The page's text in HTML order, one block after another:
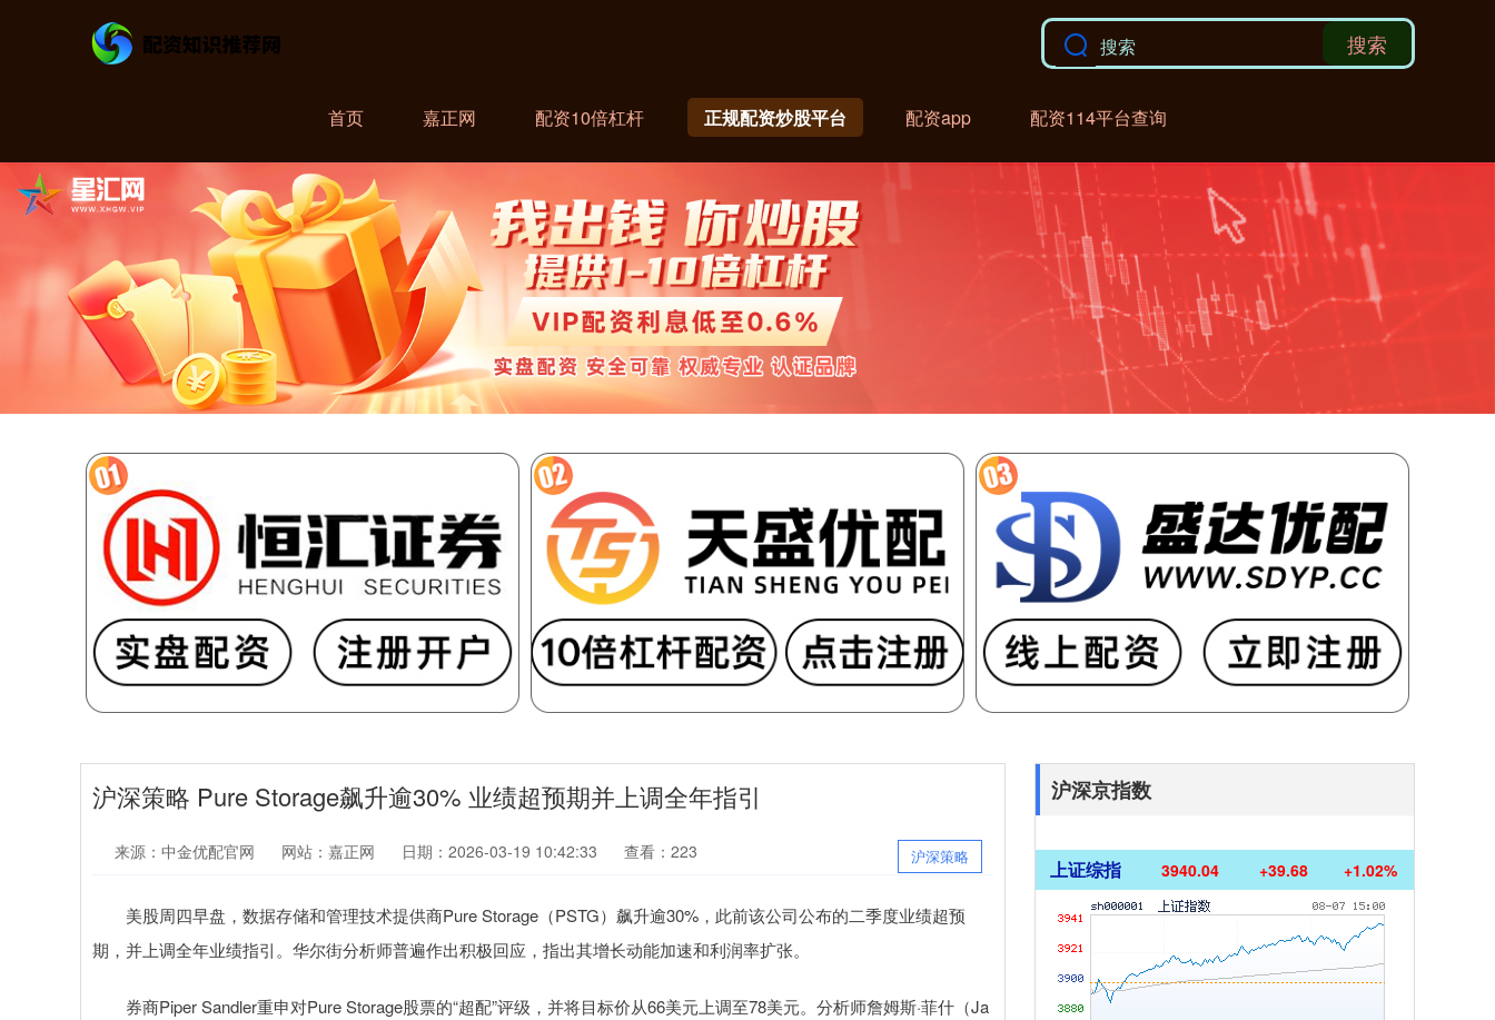
搜索
首页 嘉正网 配资10倍杠杆 正规配资炒股平台 配资app 配资114平台查询
沪深策略 Pure Storage飙升逾30% 业绩超预期并上调全年指引
沪深策略
来源：中金优配官网 网站：嘉正网 日期：2026-03-19 10:42:33 查看：223
美股周四早盘，数据存储和管理技术提供商Pure Storage（PSTG）飙升逾30%，此前该公司公布的二季度业绩超预
期，并上调全年业绩指引。华尔街分析师普遍作出积极回应，指出其增长动能加速和利润率扩张。
券商Piper Sandler重申对Pure Storage股票的“超配”评级，并将目标价从66美元上调至78美元。分析师詹姆斯·菲什（Ja
沪深京指数
上证综指 3940.04 +39.68 +1.02%